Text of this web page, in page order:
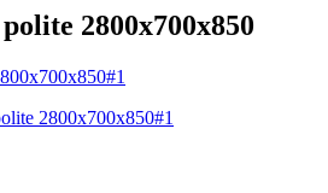
2800x700x850